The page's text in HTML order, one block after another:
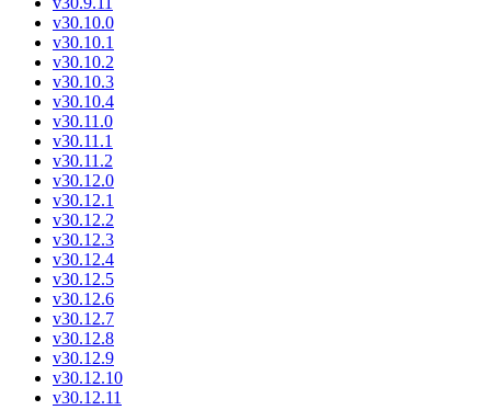
v30.10.0
v30.10.1
v30.10.2
v30.10.3
v30.10.4
v30.11.0
v30.11.1
v30.11.2
v30.12.0
v30.12.1
v30.12.2
v30.12.3
v30.12.4
v30.12.5
v30.12.6
v30.12.7
v30.12.8
v30.12.9
v30.12.10
v30.12.11